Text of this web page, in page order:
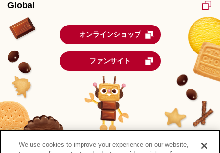
Global
オンラインショップ
ファンサイト
We use cookies to improve your experience on our website,